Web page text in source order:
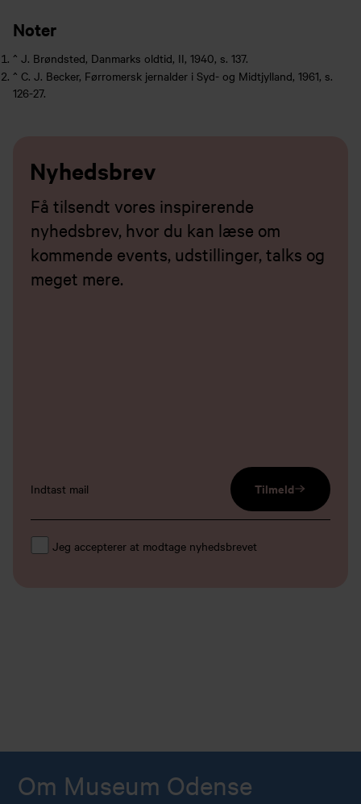
Noter
^ J. Brøndsted, Danmarks oldtid, II, 1940, s. 137.
^ C. J. Becker, Førromersk jernalder i Syd- og Midtjylland, 1961, s.
126-27.
Nyhedsbrev
Få tilsendt vores inspirerende
nyhedsbrev, hvor du kan læse om
kommende events, udstillinger, talks og
meget mere.
email input Tilmeld
Jeg accepterer at modtage nyhedsbrevet
Om Museum Odense